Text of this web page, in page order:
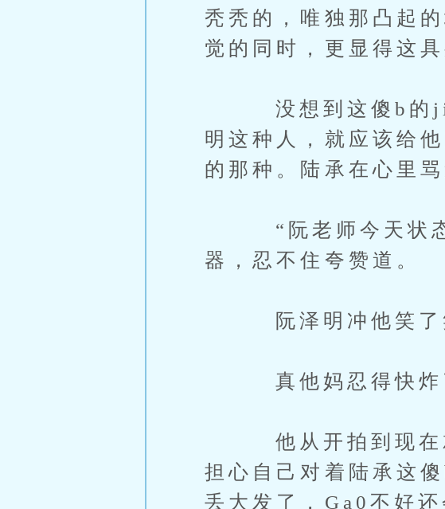
秃秃的，唯独那凸起
觉的同时，更显得这
没想到这傻b的ji8
明这种人，就应该给
的那种。陆承在心里骂
“阮老师今天状态
器，忍不住夸赞道。
阮泽明冲他笑了笑
真他妈忍得快炸了
他从开拍到现在就
担心自己对着陆承这
丢大发了，Ga0不好